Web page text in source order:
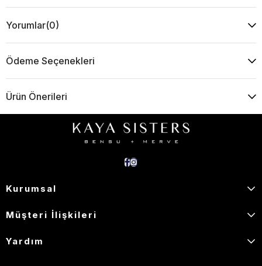
Yorumlar(0)
Ödeme Seçenekleri
Ürün Önerileri
Kurumsal
Müşteri İlişkileri
Yardım